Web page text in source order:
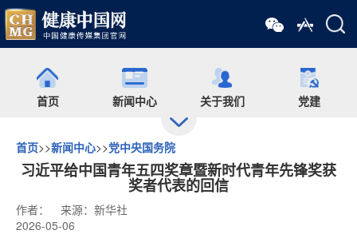
首页 新闻中心 关于我们 党建
出版 食药网 培训 会展
药师在线 舆情
首页>>新闻中心>>党中央国务院
习近平给中国青年五四奖章暨新时代青年先锋奖获
奖者代表的回信
作者：
来源：新华社
2026-05-06